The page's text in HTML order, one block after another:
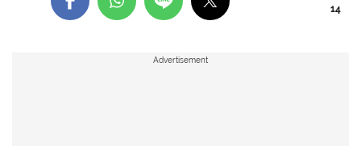
14
Advertisement